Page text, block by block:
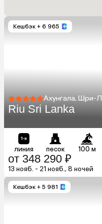
Кешбэк + 6 965
Ахунгала, Шри-
Riu Sri Lanka
линия песок 100 м
от 348 290 ₽
13 нояб. - 21 нояб., 8 ночей
Кешбэк + 5 981